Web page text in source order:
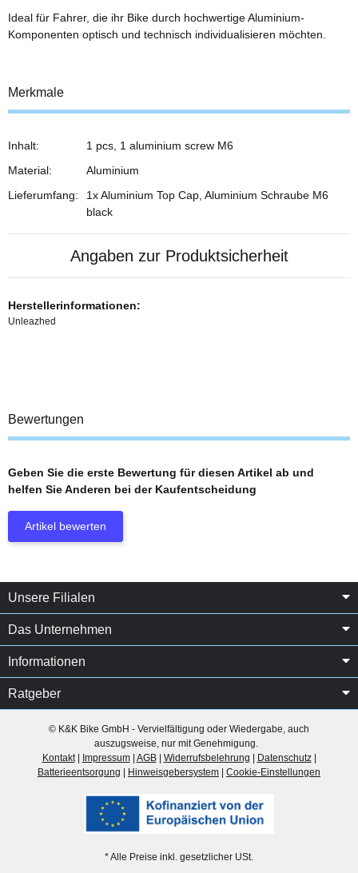
Ideal für Fahrer, die ihr Bike durch hochwertige Aluminium-
Komponenten optisch und technisch individualisieren möchten.
Merkmale
Inhalt:
1 pcs, 1 aluminium screw M6
Material:
Aluminium
Lieferumfang:
1x Aluminium Top Cap, Aluminium Schraube M6
black
Angaben zur Produktsicherheit
Herstellerinformationen:
Unleazhed
Bewertungen
Geben Sie die erste Bewertung für diesen Artikel ab und
helfen Sie Anderen bei der Kaufentscheidung
Artikel bewerten
Unsere Filialen
Das Unternehmen
Informationen
Ratgeber
© K&K Bike GmbH - Vervielfältigung oder Wiedergabe, auch
auszugsweise, nur mit Genehmigung.
Kontakt| Impressum| AGB| Widerrufsbelehrung Datenschutz|
Batterieentsorgung
Hinweisgebersystem Cookie-Einstellungen
* Alle Preise inkl. gesetzlicher USt.